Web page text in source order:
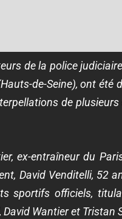
de la police
de-Seine), ont été
de
ex-entraîneur du
David Venditelli, 52
sportifs officiels,
Wantier et Tristan